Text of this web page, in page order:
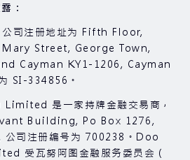
：
司注册地址为 Fifth Floor,
Street, George Town,
Cayman KY1-1206, Cayman
SI-334856。
是一家持牌金融交易商，
Building, Po Box 1276,
司注册编号为 700238。Doo
受瓦努阿图金融服务委员会（